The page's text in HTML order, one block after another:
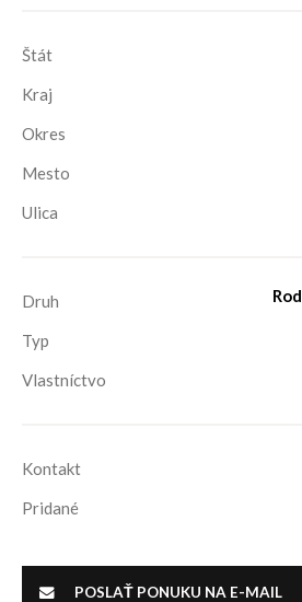
Štát
Kraj
Okres
Mesto
Ulica
Druh
Typ
Vlastníctvo
Kontakt
Pridané
POSLAŤ PONUKU NA E-MAIL